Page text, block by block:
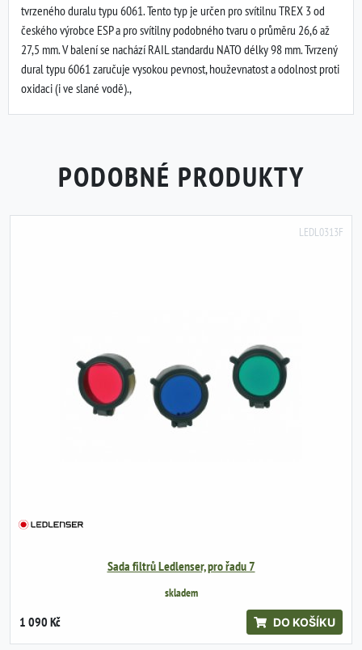
tvrzeného duralu typu 6061. Tento typ je určen pro svítilnu TREX 3 od
českého výrobce ESP a pro svítilny podobného tvaru o průměru 26,6 až
27,5 mm. V balení se nachází RAIL standardu NATO délky 98 mm. Tvrzený
dural typu 6061 zaručuje vysokou pevnost, houževnatost a odolnost proti
oxidaci (i ve slané vodě).,
PODOBNÉ PRODUKTY
LEDL0313F
Sada filtrů Ledlenser, pro řadu 7
skladem
1 090 Kč DO KOŠÍKU